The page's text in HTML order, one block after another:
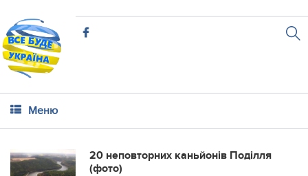
Меню
20 неповторних каньйонів Поділля
(фото)